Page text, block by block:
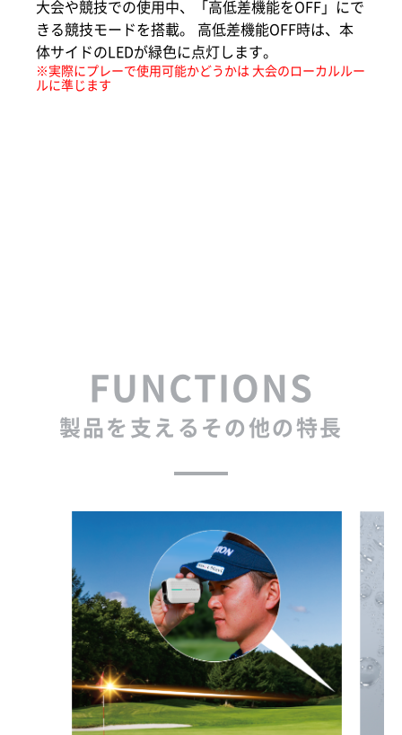
大会や競技での使用中、「高低差機能をOFF」にで
きる競技モードを搭載。 高低差機能OFF時は、本
体サイドのLEDが緑色に点灯します。
※実際にプレーで使用可能かどうかは 大会のローカルルー
ルに準じます
FUNCTIONS
製品を支えるその他の特長